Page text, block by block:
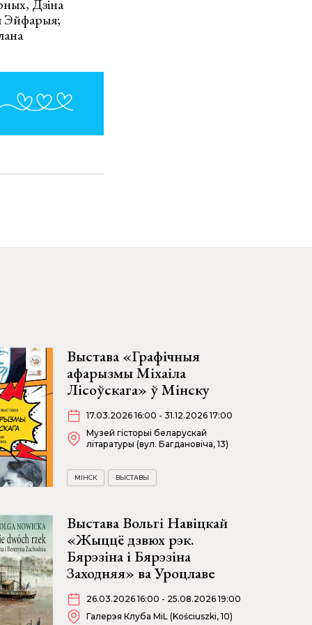
Дзіна
Эйфарыя;
Выстава «Графічныя
афарызмы Міхаіла
Лісоўскага» ў Мінску
17.03.2026 16:00 - 31.12.2026 17:00
Музей гісторыі беларускай
літаратуры (вул. Багдановіча, 13)
МІНСК ВЫСТАВЫ
Выстава Вольгі Навіцкай
«Жыццё дзвюх рэк.
Бярэзіна і Бярэзіна
Заходняя» ва Уроцлаве
26.03.2026 16:00 - 25.08.2026 19:00
Галерэя Клуба MiL (Kościuszki, 10)